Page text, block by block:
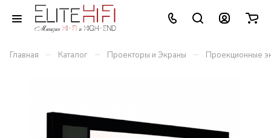
Главная – Каталог – Проекторы и Экраны – Проекционные